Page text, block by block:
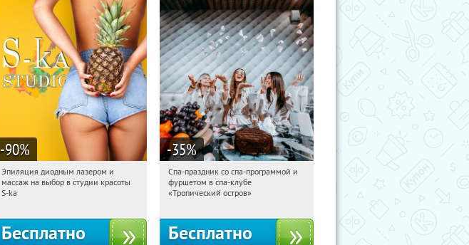
-90%
06:36:35 Получили:
Таганская
Эпиляция диодным лазером и
массаж на выбор в студии красоты
S-ka
Бесплатно
-35%
06:36:35 Получили:
Улица 1905 года
Спа-праздник со спа-программой и
фуршетом в спа-клубе
«Тропический остров»
Бесплатно